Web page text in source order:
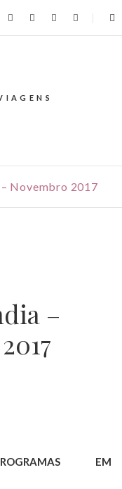
Novembro 2017
–
EM